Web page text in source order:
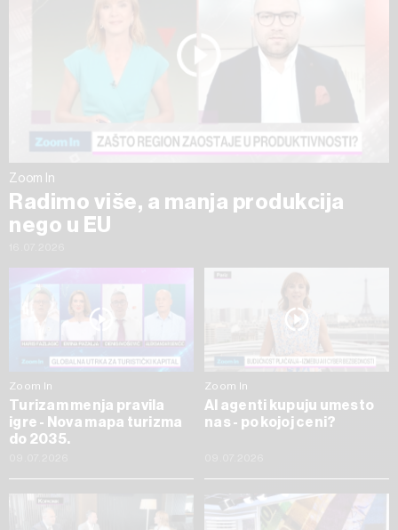
Zoom In
Radimo više, a manja produkcija
nego u EU
Zoom In
Turizam menja pravila
igre - Nova mapa turizma
do 2035.
Zoom In
AI agenti kupuju umesto
nas - po kojoj ceni?